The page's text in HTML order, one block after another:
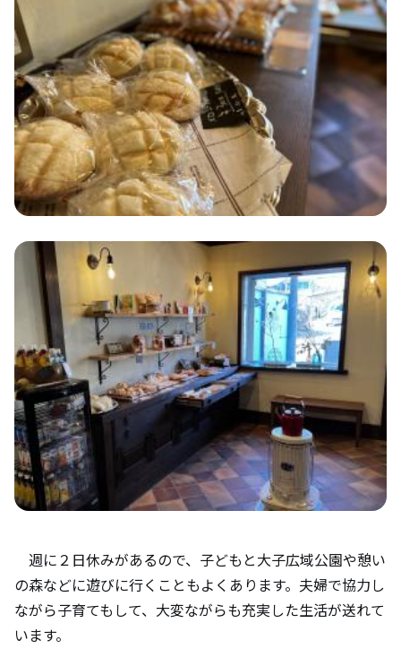
週に２日休みがあるので、子どもと大子広域公園や憩い
の森などに遊びに行くこともよくあります。夫婦で協力し
ながら子育てもして、大変ながらも充実した生活が送れて
います。